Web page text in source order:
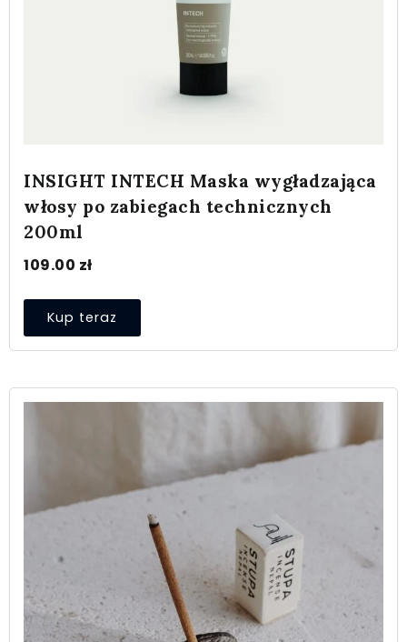
INSIGHT INTECH Maska wygładzająca
włosy po zabiegach technicznych
200ml
109.00 zł
Kup teraz